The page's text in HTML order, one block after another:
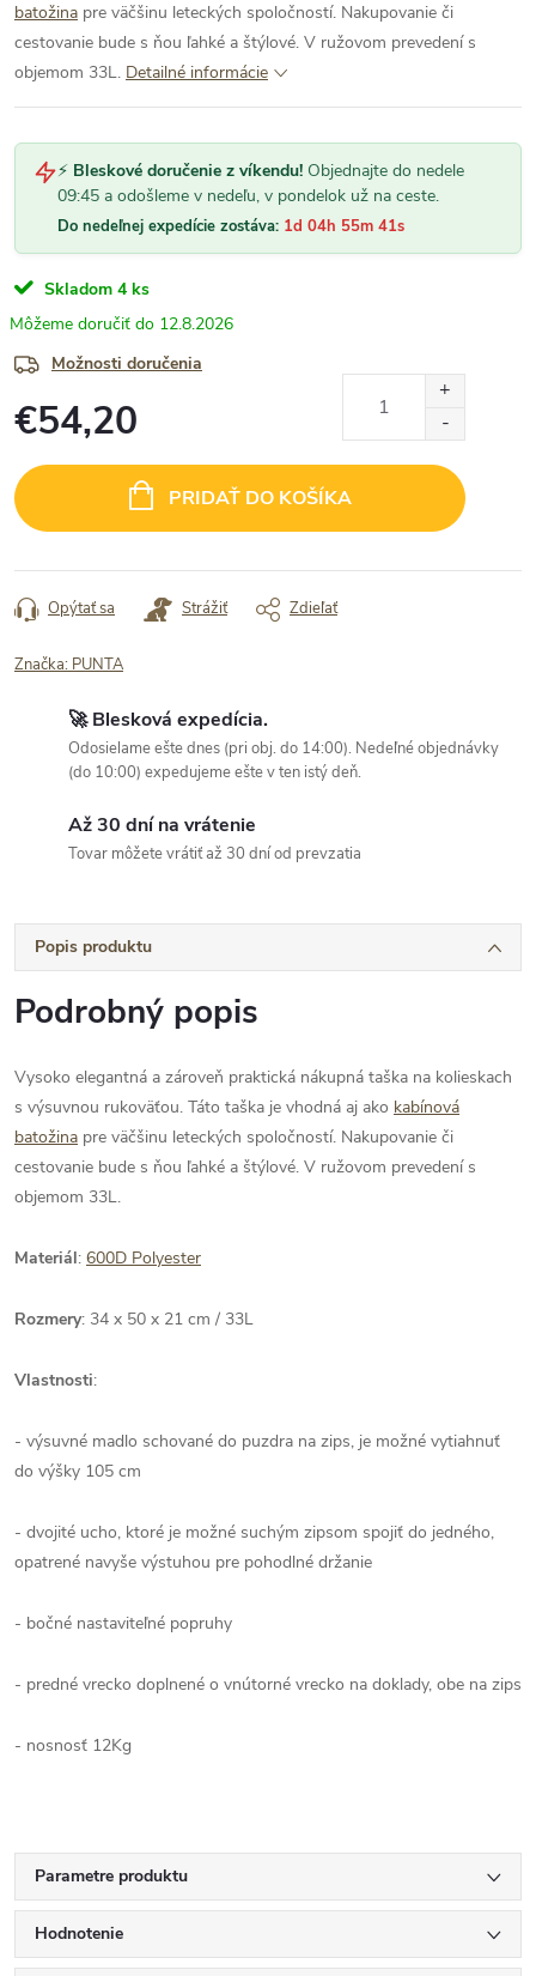
batožina pre väčšinu leteckých spoločností. Nakupovanie či
cestovanie bude s ňou ľahké a štýlové. V ružovom prevedení s
objemom 33L. Detailné informácie
⚡ Bleskové doručenie z víkendu! Objednajte do nedele
09:45 a odošleme v nedeľu, v pondelok už na ceste.
Do nedeľnej expedície zostáva: 1d 04h 55m 41s
Skladom 4 ks
12.8.2026
Možnosti doručenia
€54,20
cena:
PRIDAŤ DO KOŠÍKA
Opýtať sa Strážiť Zdieľať
Značka: PUNTA
🚀 Blesková expedícia.
Odosielame ešte dnes (pri obj. do 14:00). Nedeľné objednávky
(do 10:00) expedujeme ešte v ten istý deň.
Až 30 dní na vrátenie
Tovar môžete vrátiť až 30 dní od prevzatia
Popis produktu
Podrobný popis
Vysoko elegantná a zároveň praktická nákupná taška na kolieskach
s výsuvnou rukoväťou. Táto taška je vhodná aj ako kabínová
batožina pre väčšinu leteckých spoločností. Nakupovanie či
cestovanie bude s ňou ľahké a štýlové. V ružovom prevedení s
objemom 33L.
Materiál: 600D Polyester
Rozmery: 34 x 50 x 21 cm / 33L
Vlastnosti:
- výsuvné madlo schované do puzdra na zips, je možné vytiahnuť
do výšky 105 cm
- dvojité ucho, ktoré je možné suchým zipsom spojiť do jedného, ​​
opatrené navyše výstuhou pre pohodlné držanie
- bočné nastaviteľné popruhy
- predné vrecko doplnené o vnútorné vrecko na doklady, obe na zips
- nosnosť 12Kg
Parametre produktu
Hodnotenie